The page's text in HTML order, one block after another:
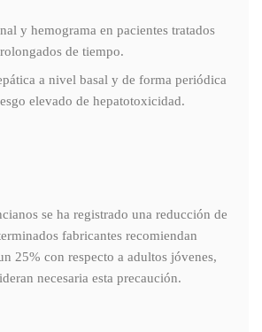
y hemograma en pacientes tratados
de tiempo.
a nivel basal y de forma periódica
elevado de hepatotoxicidad.
se ha registrado una reducción de
fabricantes recomiendan
25% con respecto a adultos jóvenes,
necesaria esta precaución.